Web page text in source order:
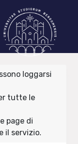
loggarsi
tutte le
page di
il servizio.